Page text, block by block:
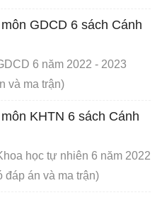
GDCD 6 sách Cánh
6 năm 2022 - 2023
và ma trận)
KHTN 6 sách Cánh
học tự nhiên 6 năm 2022
đáp án và ma trận)